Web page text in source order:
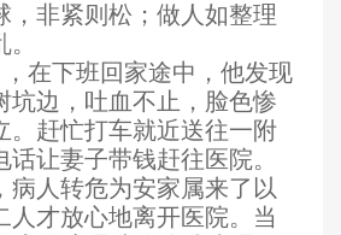
，非紧则松；做人如整理
在下班回家途中，他发现
坑边，吐血不止，脸色惨
。赶忙打车就近送往一附
话让妻子带钱赶往医院。
病人转危为安家属来了以
人才放心地离开医院。当